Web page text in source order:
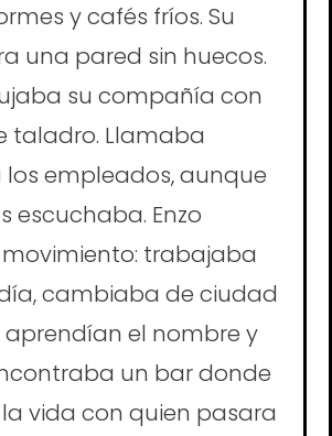
y cafés fríos. Su
una pared sin huecos.
su compañía con
taladro. Llamaba
los empleados, aunque
escuchaba. Enzo
trabajaba
cambiaba de ciudad
el nombre y
un bar donde
vida con quien pasara